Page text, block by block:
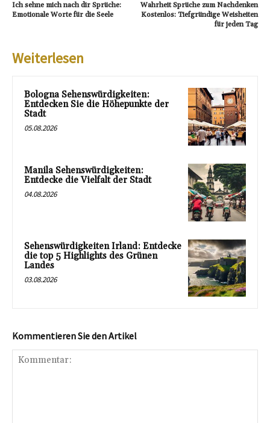
Ich sehne mich nach dir Sprüche:
Emotionale Worte für die Seele
Wahrheit Sprüche zum Nachdenken
Kostenlos: Tiefgründige Weisheiten
für jeden Tag
Weiterlesen
Bologna Sehenswürdigkeiten:
Entdecken Sie die Höhepunkte der
Stadt
05.08.2026
Manila Sehenswürdigkeiten:
Entdecke die Vielfalt der Stadt
04.08.2026
Sehenswürdigkeiten Irland: Entdecke
die top 5 Highlights des Grünen
Landes
03.08.2026
Kommentieren Sie den Artikel